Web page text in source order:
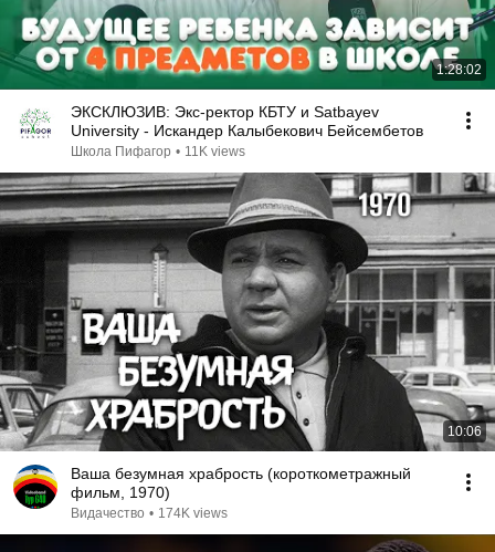
1:28:02
ЭКСКЛЮЗИВ: Экс-ректор КБТУ и Satbayev
University - Искандер Калыбекович Бейсембетов
Школа Пифагор • 11K views
10:06
Ваша безумная храбрость (короткометражный
фильм, 1970)
Видачество • 174K views